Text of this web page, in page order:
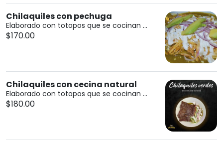
Chilaquiles con pechuga
Elaborado con totopos que se cocinan ...
$170.00
Chilaquiles con cecina natural
Elaborado con totopos que se cocinan ...
$180.00